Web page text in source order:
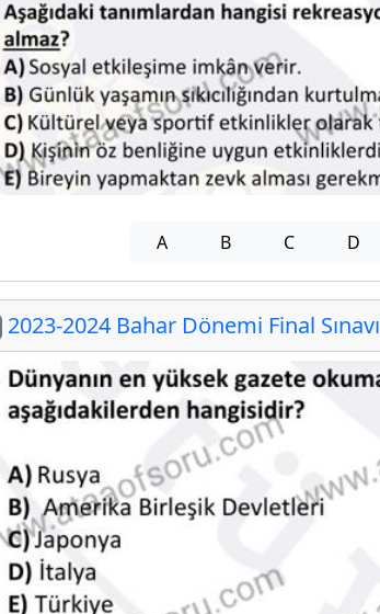
A B C D
2023-2024 Bahar Dönemi Final Sınavı